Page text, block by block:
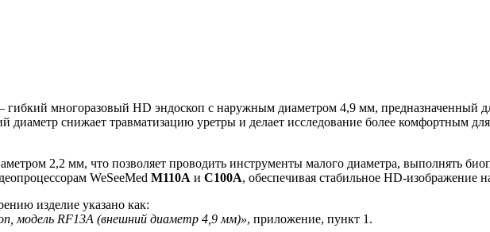
многоразовый HD эндоскоп с наружным диаметром 4,9 мм, предназначенный
диаметр снижает травматизацию уретры и делает исследование более комфортным
2,2 мм, что позволяет проводить инструменты малого диаметра, выполнять
WeSeeMed M110A и C100A, обеспечивая стабильное HD-изображение
изделие указано как:
модель RF13A (внешний диаметр 4,9 мм)», приложение, пункт 1.